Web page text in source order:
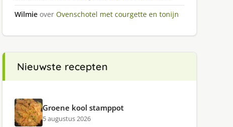
Wilmie over Ovenschotel met courgette en tonijn
Nieuwste recepten
Groene kool stamppot
5 augustus 2026